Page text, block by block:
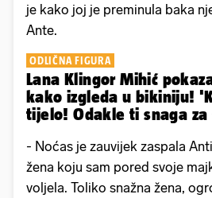
je kako joj je preminula baka
Ante.
ODLIČNA FIGURA
Lana Klingor Mihić
kako izgleda u bikiniju!
tijelo! Odakle ti snaga za
- Noćas je zauvijek zaspala
žena koju sam pored svoje
voljela. Toliko snažna žena,